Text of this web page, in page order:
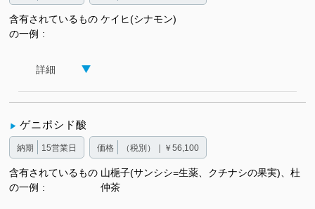
含有されているもの
の一例
ケイヒ(シナモン)
詳細
ゲニポシド酸
納期 15営業日 価格 （税別）｜￥56,100
含有されているもの
の一例
山梔子(サンシシ=生薬、クチナシの果実)、杜
仲茶